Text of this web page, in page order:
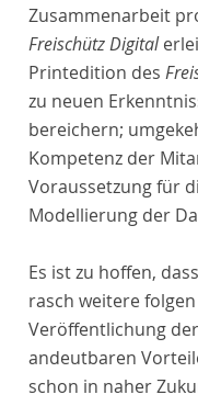
Zusammenarbeit
Freischütz Digital
Printedition des
zu neuen
bereichern;
Kompetenz der
Voraussetzung für
Modellierung der
Es ist zu hoffen,
rasch weitere
Veröffentlichung
andeutbaren
schon in naher